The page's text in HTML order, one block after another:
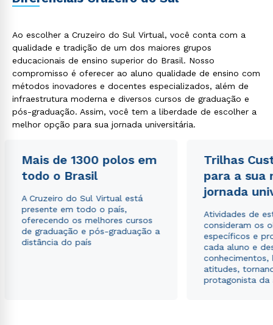
Ao escolher a Cruzeiro do Sul Virtual, você conta com a
qualidade e tradição de um dos maiores grupos
educacionais de ensino superior do Brasil. Nosso
compromisso é oferecer ao aluno qualidade de ensino com
métodos inovadores e docentes especializados, além de
infraestrutura moderna e diversos cursos de graduação e
pós-graduação. Assim, você tem a liberdade de escolher a
melhor opção para sua jornada universitária.
Mais de 1300 polos em
todo o Brasil
A Cruzeiro do Sul Virtual está
presente em todo o país,
oferecendo os melhores cursos
de graduação e pós-graduação a
distância do país
Trilhas
para a sua
jornada
Atividades de
consideram os
específicos e
cada aluno e
conhecimentos,
atitudes,
protagonista da